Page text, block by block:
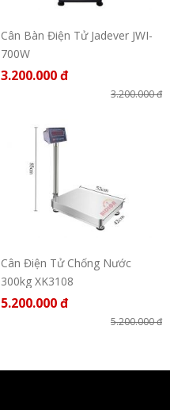
Cân Bàn Điện Tử Jadever JWI-
700W
3.200.000 đ
3.200.000 đ
Cân Điện Tử Chống Nước
300kg XK3108
5.200.000 đ
5.200.000 đ